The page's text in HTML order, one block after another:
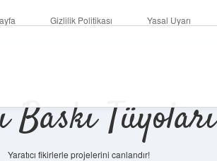
Gizlilik Politikası Yasal Uyarı
Baskı Tüyoları
Yaratıcı fikirlerle projelerini canlandır!